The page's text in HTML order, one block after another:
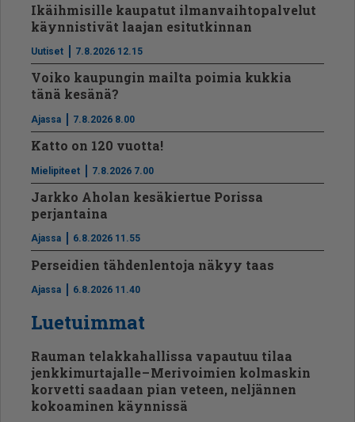
Ikäihmisille kaupatut ilmanvaihtopalvelut
käynnistivät laajan esitutkinnan
Uutiset 7.8.2026 12.15
Voiko kaupungin mailta poimia kukkia
tänä kesänä?
Ajassa 7.8.2026 8.00
Katto on 120 vuotta!
Mielipiteet 7.8.2026 7.00
Jarkko Aholan kesäkiertue Porissa
perjantaina
Ajassa 6.8.2026 11.55
Perseidien tähdenlentoja näkyy taas
Ajassa 6.8.2026 11.40
Luetuimmat
Rauman telakkahallissa vapautuu tilaa
jenkkimurtajalle – Merivoimien kolmaskin
korvetti saadaan pian veteen, neljännen
kokoaminen käynnissä